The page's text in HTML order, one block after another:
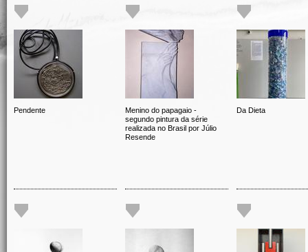
Pendente
Menino do papagaio -
segundo pintura da série
realizada no Brasil por Júlio
Resende
Da Dieta